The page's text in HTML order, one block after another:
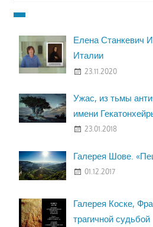
Елена Станкевич
Италии
23.11.2020
Ужас, из тьмы
имени
23.01.2018
Галерея Шове.
01.12.2017
Галерея Коске,
трагичной судьбой